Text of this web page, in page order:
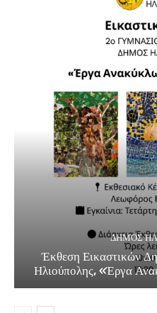
ΔΉΜΟΣ
Έκθεση Εικαστικών
Ηλιούπολης, «Έργα